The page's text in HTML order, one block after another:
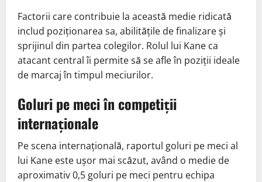
Factorii care contribuie la această medie ridicată
includ poziționarea sa, abilitățile de finalizare și
sprijinul din partea colegilor. Rolul lui Kane ca
atacant central îi permite să se afle în poziții ideale
de marcaj în timpul meciurilor.
Goluri pe meci în competiții
internaționale
Pe scena internațională, raportul goluri pe meci al
lui Kane este ușor mai scăzut, având o medie de
aproximativ 0,5 goluri pe meci pentru echipa